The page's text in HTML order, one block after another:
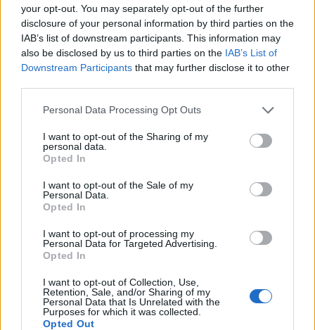
your opt-out. You may separately opt-out of the further
disclosure of your personal information by third parties on the
IAB’s list of downstream participants. This information may
also be disclosed by us to third parties on the IAB’s List of
Downstream Participants that may further disclose it to other
Personal Data Processing Opt Outs
I want to opt-out of the Sharing of my
personal data.
Opted In
I want to opt-out of the Sale of my
Personal Data.
Opted In
I want to opt-out of processing my
Personal Data for Targeted Advertising.
Opted In
I want to opt-out of Collection, Use,
Retention, Sale, and/or Sharing of my
Personal Data that Is Unrelated with the
Purposes for which it was collected.
Opted Out
110 χλμ την ώρα -
συναγερμός
ΚΡΗΤΗ 16:37
Η «Αντιγόνη» του Σοφοκλή
Τεχνητής Νοημοσύνης
Ηράκλειο: Σοβαρή βλάβη
στη γεώτρηση των
Βασιλειών – Πού